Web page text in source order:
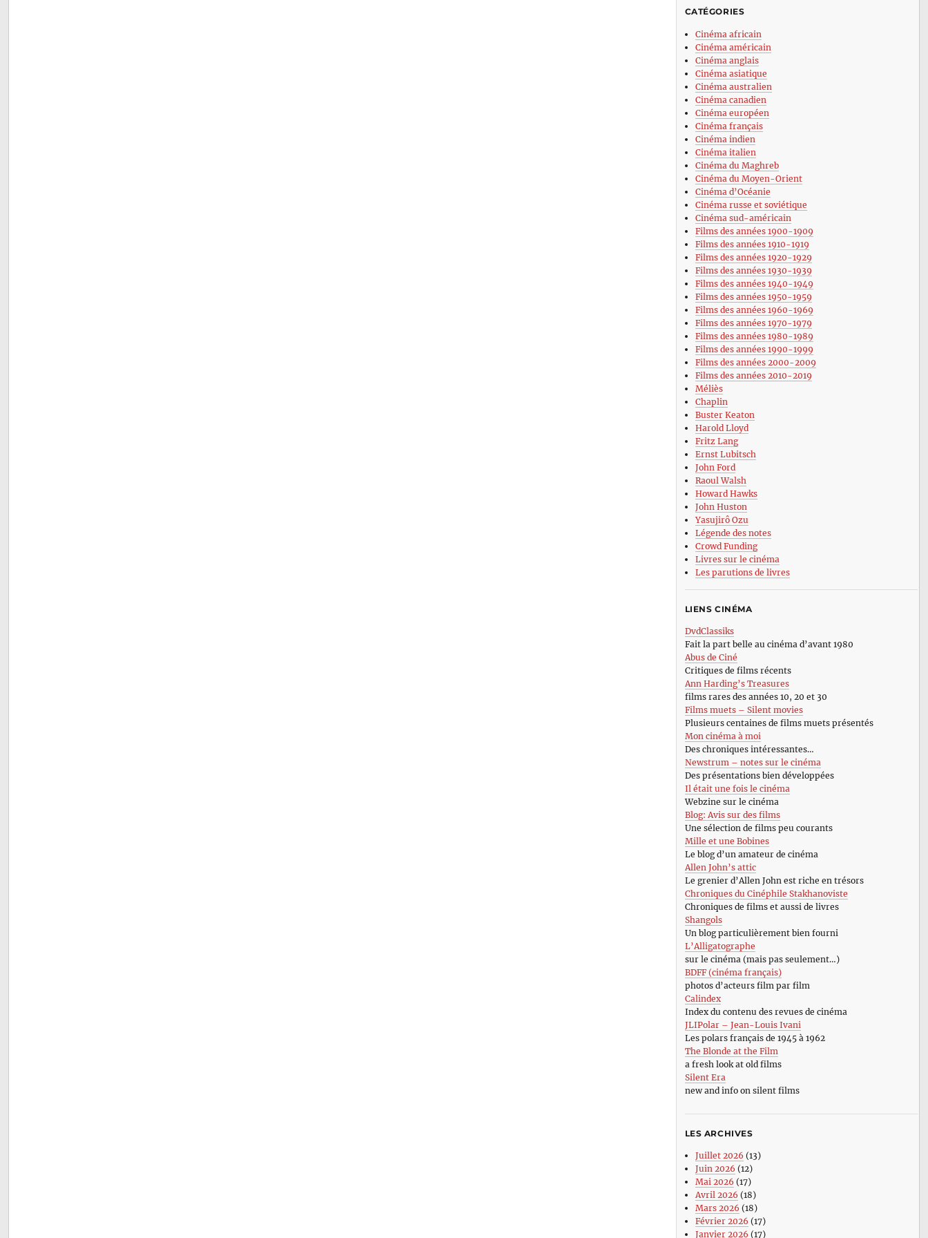
CATÉGORIES
Cinéma africain
Cinéma américain
Cinéma anglais
Cinéma asiatique
Cinéma australien
Cinéma canadien
Cinéma européen
Cinéma français
Cinéma indien
Cinéma italien
Cinéma du Maghreb
Cinéma du Moyen-Orient
Cinéma d’Océanie
Cinéma russe et soviétique
Cinéma sud-américain
Films des années 1900-1909
Films des années 1910-1919
Films des années 1920-1929
Films des années 1930-1939
Films des années 1940-1949
Films des années 1950-1959
Films des années 1960-1969
Films des années 1970-1979
Films des années 1980-1989
Films des années 1990-1999
Films des années 2000-2009
Films des années 2010-2019
Méliès
Chaplin
Buster Keaton
Harold Lloyd
Fritz Lang
Ernst Lubitsch
John Ford
Raoul Walsh
Howard Hawks
John Huston
Yasujirô Ozu
Légende des notes
Crowd Funding
Livres sur le cinéma
Les parutions de livres
LIENS CINÉMA
DvdClassiks
Fait la part belle au cinéma d’avant 1980
Abus de Ciné
Critiques de films récents
Ann Harding’s Treasures
films rares des années 10, 20 et 30
Films muets – Silent movies
Plusieurs centaines de films muets présentés
Mon cinéma à moi
Des chroniques intéressantes…
Newstrum – notes sur le cinéma
Des présentations bien développées
Il était une fois le cinéma
Webzine sur le cinéma
Blog: Avis sur des films
Une sélection de films peu courants
Mille et une Bobines
Le blog d’un amateur de cinéma
Allen John’s attic
Le grenier d’Allen John est riche en trésors
Chroniques du Cinéphile Stakhanoviste
Chroniques de films et aussi de livres
Shangols
Un blog particulièrement bien fourni
L’Alligatographe
sur le cinéma (mais pas seulement…)
BDFF (cinéma français)
photos d’acteurs film par film
Calindex
Index du contenu des revues de cinéma
JLIPolar – Jean-Louis Ivani
Les polars français de 1945 à 1962
The Blonde at the Film
a fresh look at old films
Silent Era
new and info on silent films
LES ARCHIVES
Juillet 2026 (13)
Juin 2026 (12)
Mai 2026 (17)
Avril 2026 (18)
Mars 2026 (18)
Février 2026 (17)
Janvier 2026 (17)